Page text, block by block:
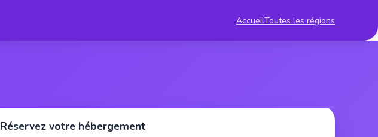
AccueilToutes les régions
Réservez votre hébergement